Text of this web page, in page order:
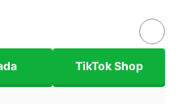
TikTok Shop